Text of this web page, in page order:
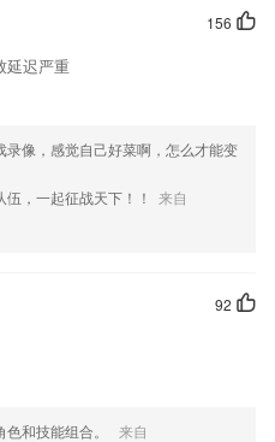
156
延迟严重
录像，感觉自己好菜啊，怎么才能变
伍，一起征战天下！！
来自
92
色和技能组合。
来自